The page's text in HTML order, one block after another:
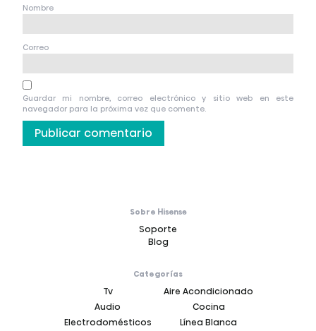
Nombre
Correo
Guardar mi nombre, correo electrónico y sitio web en este
navegador para la próxima vez que comente.
Sobre Hisense
Soporte
Blog
Categorías
Tv
Aire Acondicionado
Audio
Cocina
Electrodomésticos
Línea Blanca